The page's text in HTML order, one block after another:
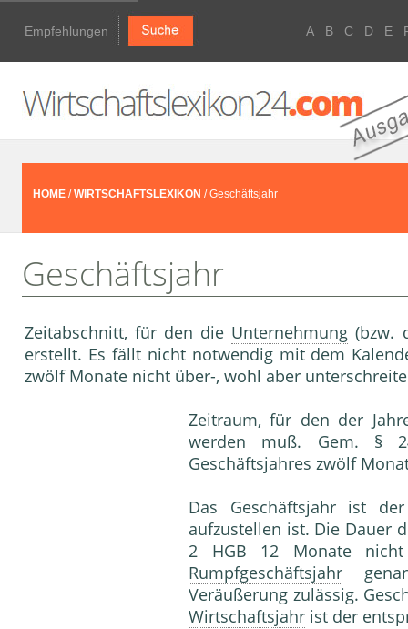
Empfehlungen A B C D E
HOME /WIRTSCHAFTSLEXIKON / Geschäftsjahr
Geschäftsjahr
Zeitabschnitt, für den die Unternehmung (bzw.
erstellt. Es fällt nicht notwendig mit dem
zwölf Monate nicht über-, wohl aber
Zeitraum, für den der
werden muß. Gem. §
Geschäftsjahres zwölf
Das Geschäftsjahr ist
aufzustellen ist. Die Dauer
2 HGB 12 Monate nicht
Rumpfgeschäftsjahr
Veräußerung zulässig.
Wirtschaftsjahr ist der